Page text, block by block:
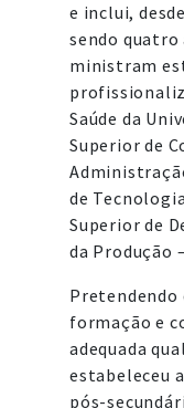
e inclui,
sendo quatro
ministram
Saúde da
Superior de
de
Superior de
da Produção
formação e
adequada
estabeleceu
pós-